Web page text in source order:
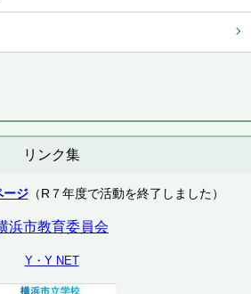
リンク集
ージ（R７年度で活動を終了しました）
浜市教育委員会
Y・Y NET